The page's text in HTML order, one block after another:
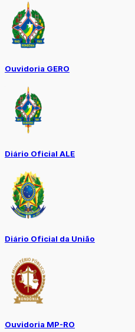
Ouvidoria GERO
Diário Oficial ALE
Diário Oficial da União
Ouvidoria MP-RO